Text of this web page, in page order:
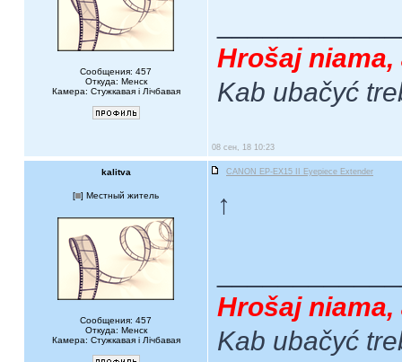
Сообщения: 457
Откуда: Менск
Камера: Стужкавая i Лічбавая
Hrošaj
Kab ubačyć
08 сен, 18 10:23
kalitva CANON EP-EX15 II Eyepiece Extender
[ ] Местный житель
Сообщения: 457
Откуда: Менск
Камера: Стужкавая i Лічбавая
↑
Hrošaj
Kab ubačyć